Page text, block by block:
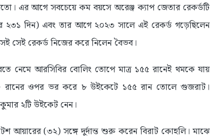
এর আগে সবচেয়ে কম বয়সে অরেঞ্জ ক্যাপ জেতার রেকর্ডটি
২৩১ দিন) এবং তার আগে ২০২৩ সালে এই রেকর্ড গড়েছিলেন
সেই রেকর্ড নিজের করে নিলেন বৈভব।
নেমে আরসিবির বোলিং তোপে মাত্র ১৫৫ রানেই থমকে যায়
রানের ওপর ভর করে ৮ উইকেটে ১৫৫ রান তোলে গুজরাট।
২টি উইকেট নেন।
আয়ারের (৩২) সঙ্গে দুর্দান্ত শুরু করেন বিরাট কোহলি। মাঝে